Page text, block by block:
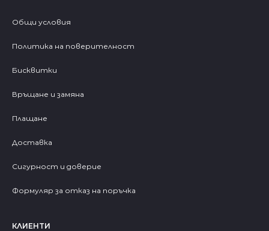
Общи условия
Политика на поверителност
Бисквитки
Връщане и замяна
Плащане
Доставка
Сигурност и доверие
Формуляр за отказ на поръчка
КЛИЕНТИ